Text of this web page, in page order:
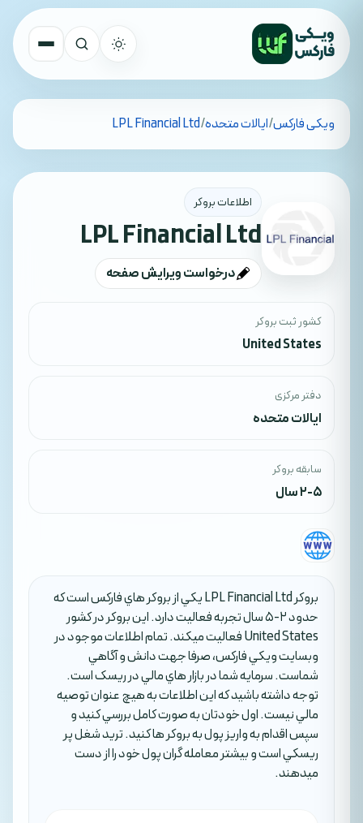
تمام کشورهاویکی فارکس/ایالات متحده/
LPL Financial Ltd
اطلاعات بروکر
LPL Financial Ltd
درخواست ویرایش صفحه
کشور ثبت بروکر
United States
دفتر مرکزی
ایالات متحده
سابقه بروکر
2-5 سال
بروکر LPL Financial Ltd يکي از بروکر هاي فارکس است که
حدود 2-5 سال تجربه فعاليت دارد. اين بروکر در کشور
United States فعاليت ميکند. تمام اطلاعات موجود در
وبسايت ويکي فارکس، صرفا جهت دانش و آگاهي
شماست. سرمايه شما در بازار هاي مالي در ريسک است.
توجه داشته باشيد که اين اطلاعات به هيچ عنوان توصيه
مالي نيست. اول خودتان به صورت کامل بررسي کنيد و
سپس اقدام به واريز پول به بروکر ها کنيد. تريد شغل پر
ريسکي است و بيشتر معامله گران پول خود را از دست
ميدهند.